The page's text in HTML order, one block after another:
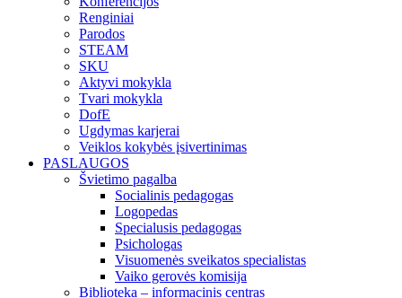
Renginiai
Parodos
STEAM
SKU
Aktyvi mokykla
Tvari mokykla
DofE
Ugdymas karjerai
Veiklos kokybės įsivertinimas
PASLAUGOS
Švietimo pagalba
Socialinis pedagogas
Logopedas
Specialusis pedagogas
Psichologas
Visuomenės sveikatos specialistas
Vaiko gerovės komisija
Biblioteka – informacinis centras